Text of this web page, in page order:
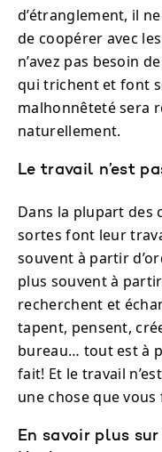
d’étranglement, il
de coopérer avec
n’avez pas besoin
qui trichent et font
malhonnêteté sera
naturellement.
Le travail n’est
Dans la plupart des
sortes font leur
souvent à partir
plus souvent à
recherchent et
tapent, pensent,
bureau… tout est à
fait! Et le travail
une chose que vous
En savoir plus